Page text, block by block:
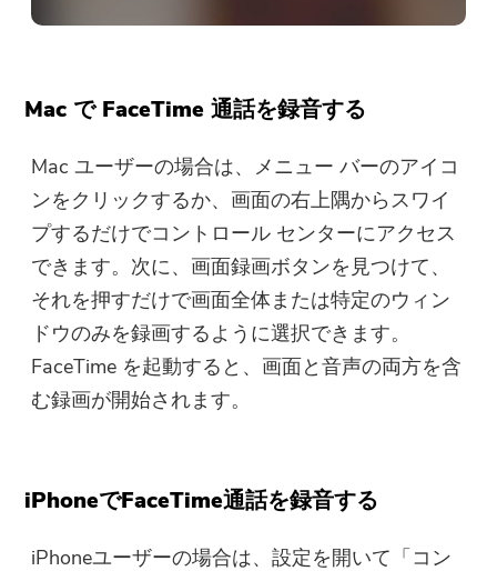
Mac で FaceTime 通話を録音する
Mac ユーザーの場合は、メニュー バーのアイコ
ンをクリックするか、画面の右上隅からスワイ
プするだけでコントロール センターにアクセス
できます。次に、画面録画ボタンを見つけて、
それを押すだけで画面全体または特定のウィン
ドウのみを録画するように選択できます。
FaceTime を起動すると、画面と音声の両方を含
む録画が開始されます。
iPhoneでFaceTime通話を録音する
iPhoneユーザーの場合は、設定を開いて「コン